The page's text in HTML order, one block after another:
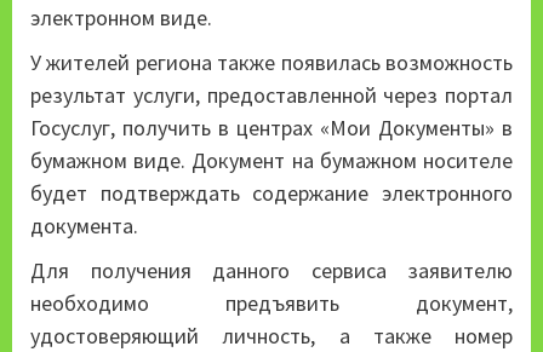
электронном виде.
У жителей региона также появилась возможность
результат услуги, предоставленной через портал
Госуслуг, получить в центрах «Мои Документы» в
бумажном виде. Документ на бумажном носителе
будет подтверждать содержание электронного
документа.
Для получения данного сервиса заявителю
необходимо предъявить документ,
удостоверяющий личность, а также номер